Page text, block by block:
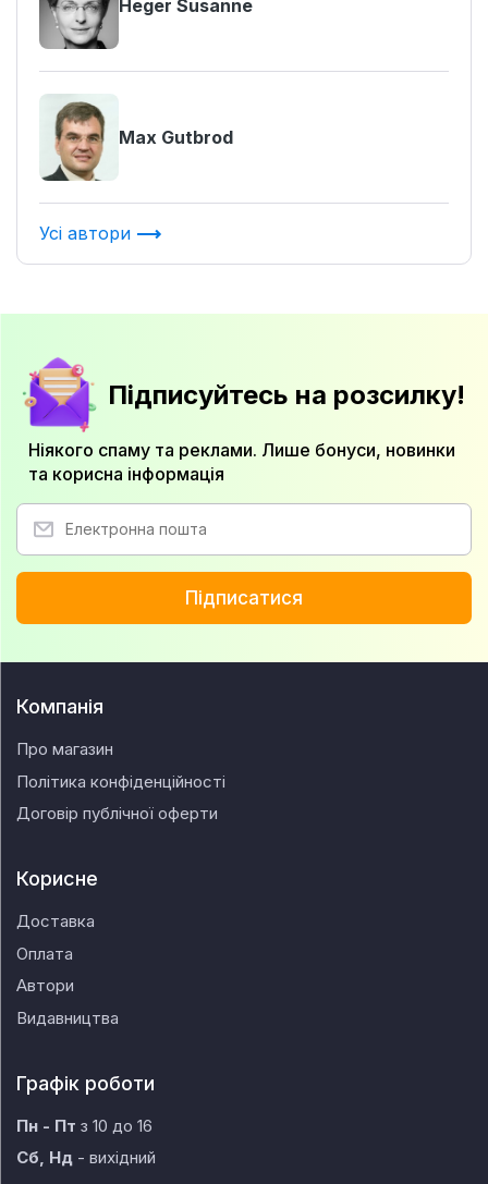
Heger Susanne
Max Gutbrod
Усі автори
Підписуйтесь на розсилку!
Ніякого спаму та реклами. Лише бонуси, новинки
та корисна інформація
Підписатися
Компанія
Про магазин
Політика конфіденційності
Договір публічної оферти
Корисне
Доставка
Оплата
Автори
Видавництва
Графік роботи
Пн - Пт з 10 до 16
Сб, Нд - вихідний